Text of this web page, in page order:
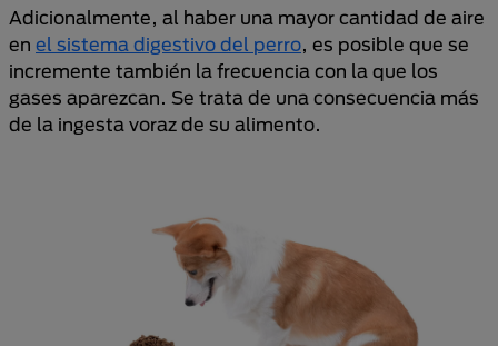
Adicionalmente, al haber una mayor cantidad de aire
en el sistema digestivo del perro, es posible que se
incremente también la frecuencia con la que los
gases aparezcan. Se trata de una consecuencia más
de la ingesta voraz de su alimento.